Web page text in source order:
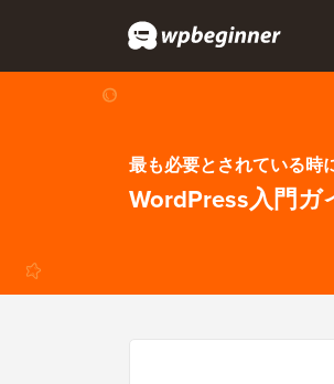
最も必要とされている時
WordPress入門ガ